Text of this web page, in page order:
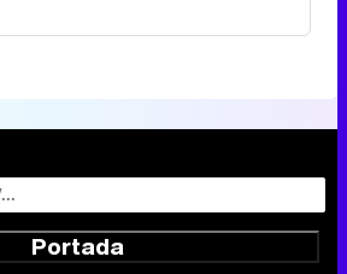
Portada